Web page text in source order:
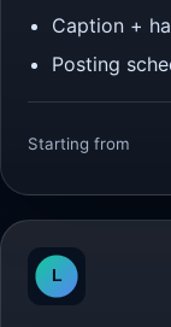
Caption +
Posting
Starting from